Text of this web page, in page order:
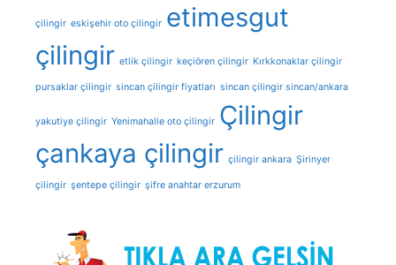
çilingir eskişehir oto çilingir etimesgut
çilingir etlik çilingir keçiören çilingir Kırkkonaklar çilingir
pursaklar çilingir sincan çilingir fiyatları sincan çilingir sincan/ankara
yakutiye çilingir Yenimahalle oto çilingir Çilingir
çankaya çilingir çilingir ankara Şirinyer
çilingir şentepe çilingir şifre anahtar erzurum